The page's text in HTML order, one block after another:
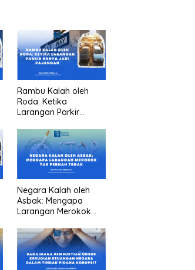
Rambu Kalah oleh
Roda: Ketika
Larangan Parkir
Negara Kalah oleh
Asbak: Mengapa
Larangan Merokok